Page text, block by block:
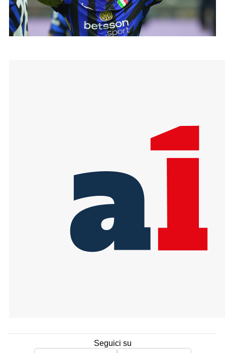
Seguici su